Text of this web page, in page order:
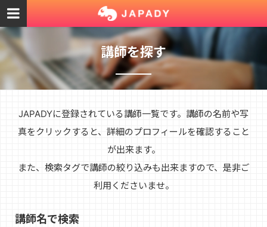
講師を探す
JAPADYに登録されている講師一覧です。講師の名前や写
真をクリックすると、詳細のプロフィールを確認すること
が出来ます。
また、検索タグで講師の絞り込みも出来ますので、是非ご
利用くださいませ。
講師名で検索